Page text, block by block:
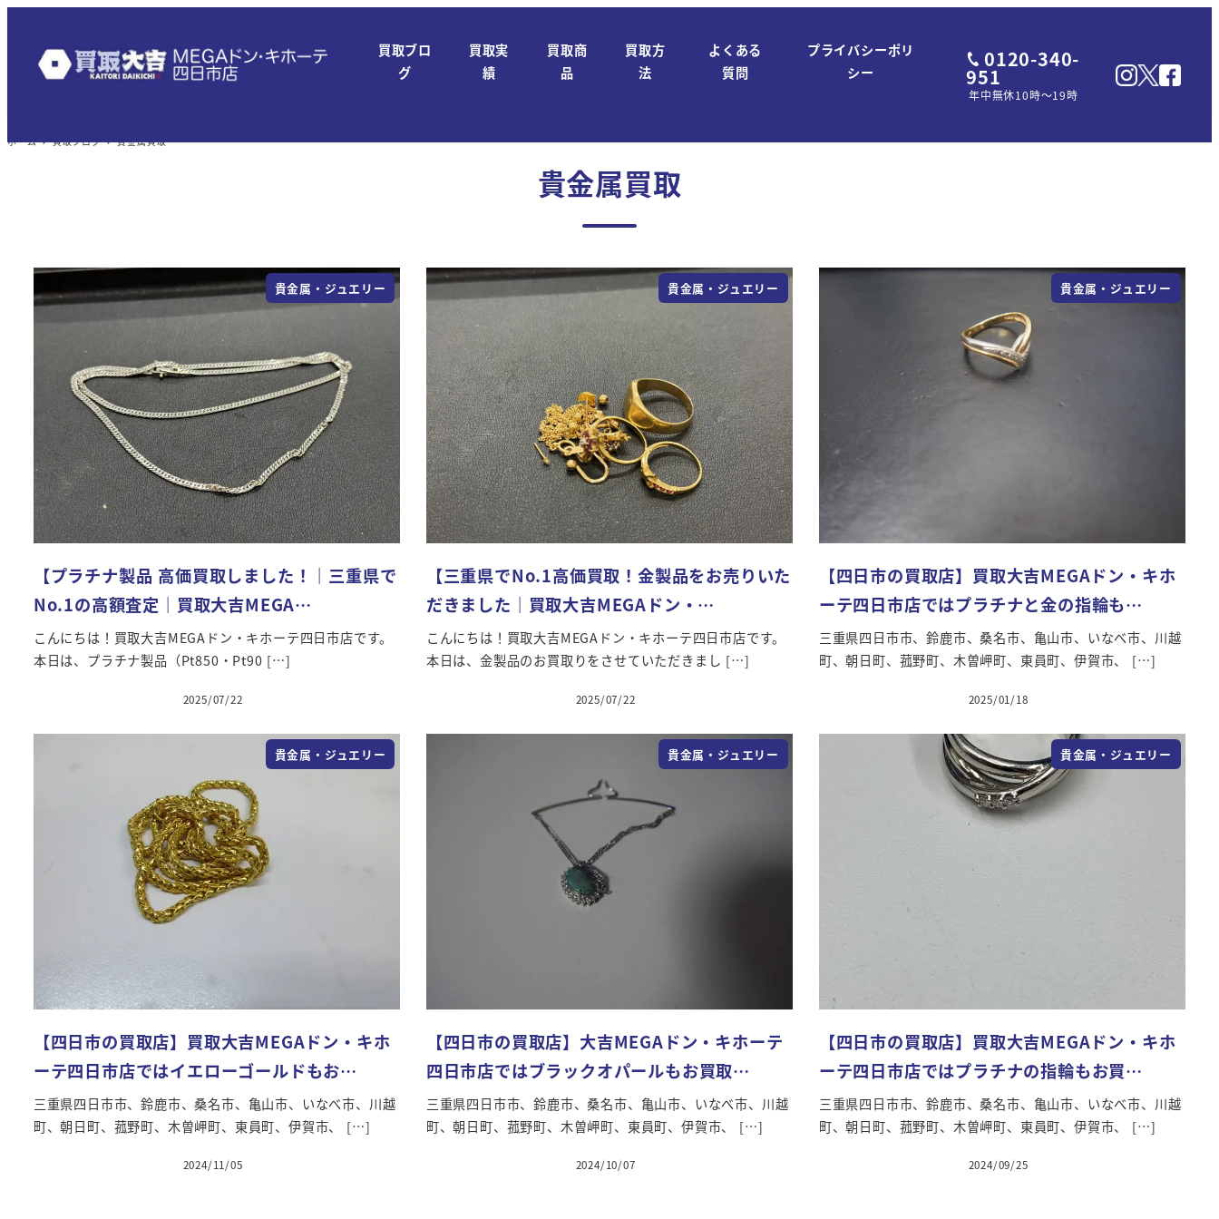
テ
買取ブロ
グ
買取実
績
買取商
品
買取方
法
よくある
質問
プライバシーポリ
シー
0120-340-
951
年中無休10時～19時
ホーム 買取ブログ 貴金属買取
貴金属買取
貴金属・ジュエリー
【プラチナ製品 高価買取しました！｜三重県で
No.1の高額査定｜買取大吉MEGA…
こんにちは！買取大吉MEGAドン・キホーテ四日市店です。
本日は、プラチナ製品（Pt850・Pt90 […]
投稿日
2025/07/22
貴金属・ジュエリー
【三重県でNo.1高価買取！金製品をお売りいた
だきました｜買取大吉MEGAドン・…
こんにちは！買取大吉MEGAドン・キホーテ四日市店です。
本日は、金製品のお買取りをさせていただきまし […]
投稿日
2025/07/22
貴金属・ジュエリー
【四日市の買取店】買取大吉MEGAドン・キホ
ーテ四日市店ではプラチナと金の指輪も…
三重県四日市市、鈴鹿市、桑名市、亀山市、いなべ市、川越
町、朝日町、菰野町、木曽岬町、東員町、伊賀市、 […]
投稿日
2025/01/18
貴金属・ジュエリー
【四日市の買取店】買取大吉MEGAドン・キホ
ーテ四日市店ではイエローゴールドもお…
三重県四日市市、鈴鹿市、桑名市、亀山市、いなべ市、川越
町、朝日町、菰野町、木曽岬町、東員町、伊賀市、 […]
投稿日
2024/11/05
貴金属・ジュエリー
【四日市の買取店】大吉MEGAドン・キホーテ
四日市店ではブラックオパールもお買取…
三重県四日市市、鈴鹿市、桑名市、亀山市、いなべ市、川越
町、朝日町、菰野町、木曽岬町、東員町、伊賀市、 […]
投稿日
2024/10/07
貴金属・ジュエリー
【四日市の買取店】買取大吉MEGAドン・キホ
ーテ四日市店ではプラチナの指輪もお買…
三重県四日市市、鈴鹿市、桑名市、亀山市、いなべ市、川越
町、朝日町、菰野町、木曽岬町、東員町、伊賀市、 […]
投稿日
2024/09/25